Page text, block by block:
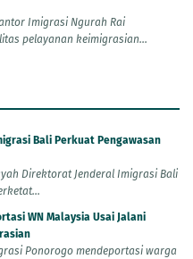
Imigrasi Ngurah Rai
pelayanan keimigrasian...
Bali Perkuat Pengawasan
Direktorat Jenderal Imigrasi Bali
WN Malaysia Usai Jalani
Ponorogo mendeportasi warga